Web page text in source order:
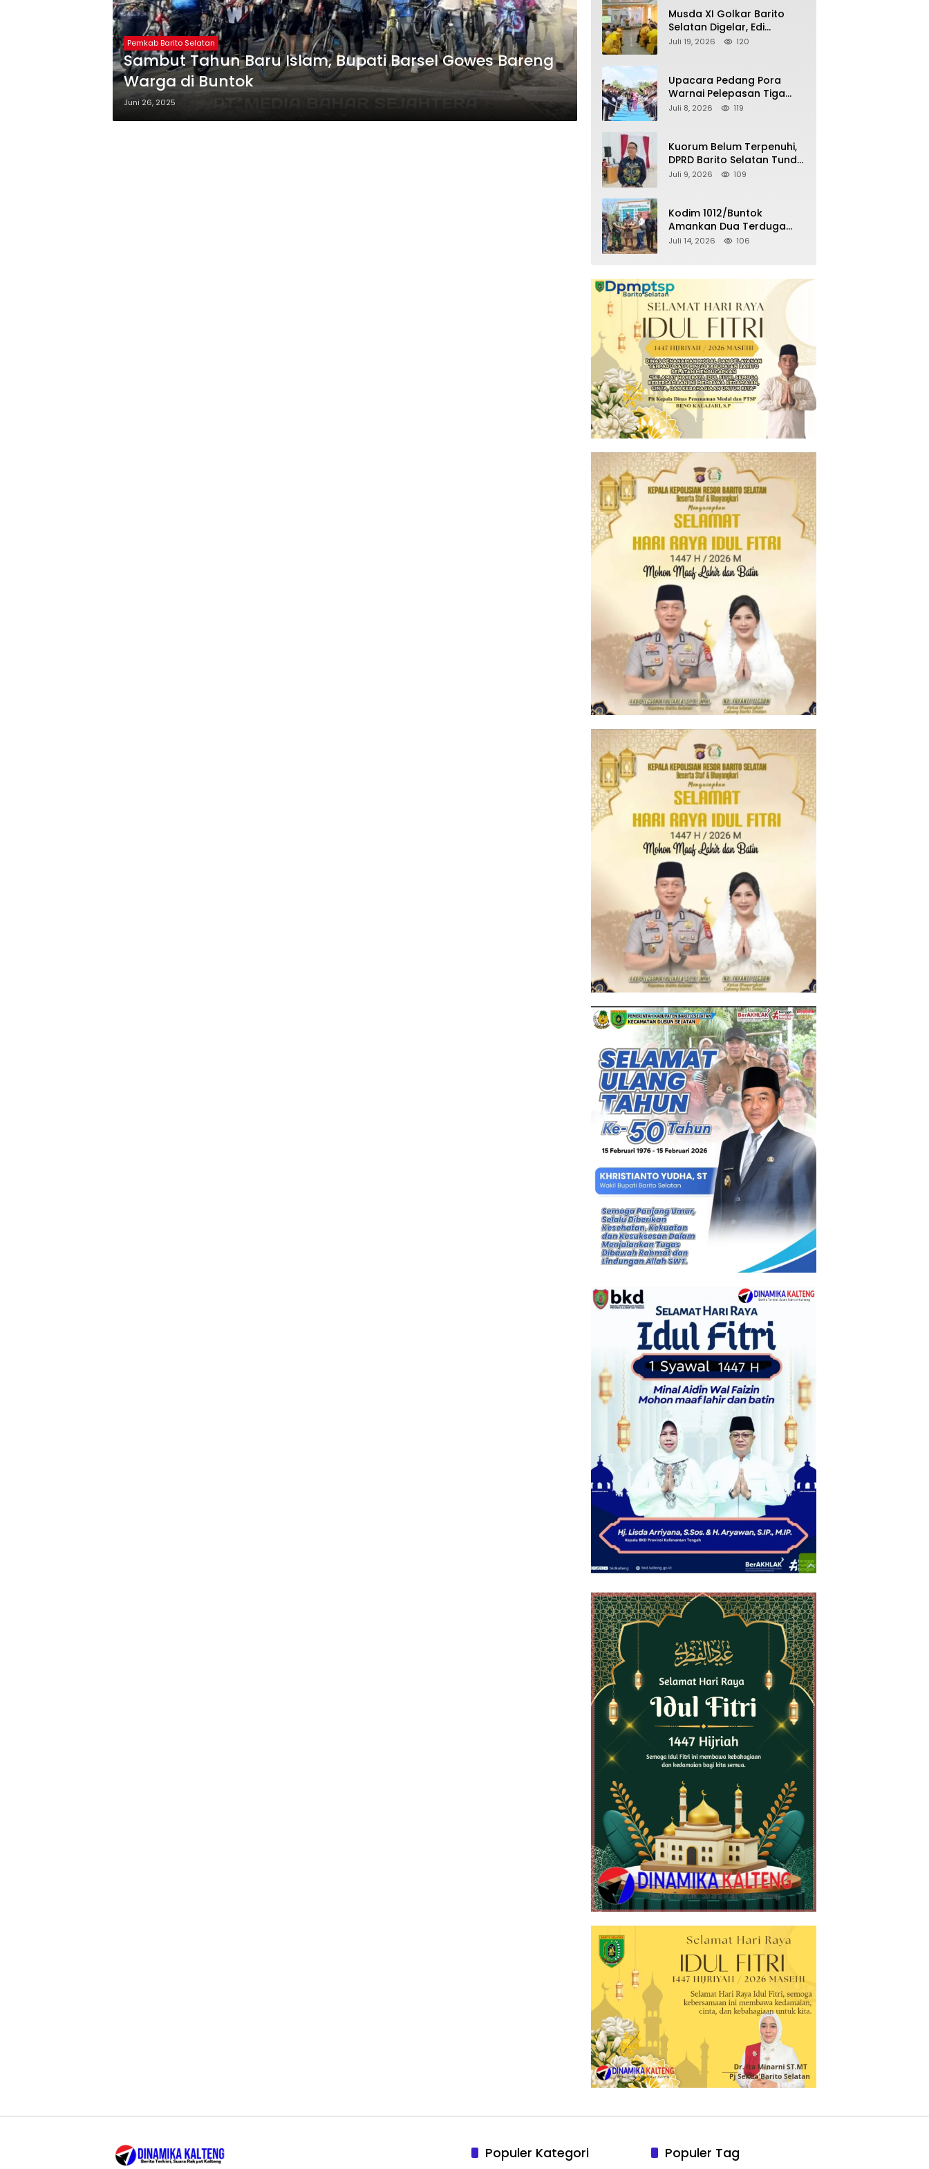
Pemkab Barito Selatan
Sambut Tahun Baru Islam, Bupati Barsel Gowes Bareng
Warga di Buntok
Juni 26, 2025
Musda XI Golkar Barito
Selatan Digelar, Edi
Pratowo Targetkan
Juli 19, 2026 120
Upacara Pedang Pora
Warnai Pelepasan Tiga
Perwira Polres Barito
Juli 8, 2026 119
Kuorum Belum Terpenuhi,
DPRD Barito Selatan Tunda
Paripurna Persetujuan
APBD 2025
Juli 9, 2026 109
Kodim 1012/Buntok
Amankan Dua Terduga
Pencuri Aset Perusahaan
Disita
Juli 14, 2026 106
Populer Kategori Populer Tag